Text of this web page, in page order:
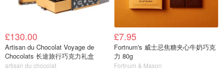
£130.00
Artisan du Chocolat Voyage de
Chocolats 长途旅行巧克力礼盒
artisan du chocolat
£7.95
Fortnum's 威士忌焦糖夹心牛奶巧克
力 80g
Fortnum & Mason